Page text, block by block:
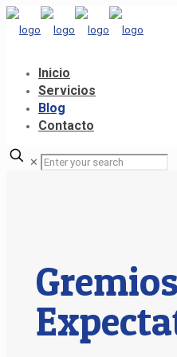
Inicio
Servicios
Blog
Contacto
✕